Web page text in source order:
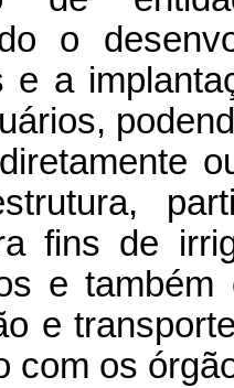
o
e a
fins de
e
e
com os